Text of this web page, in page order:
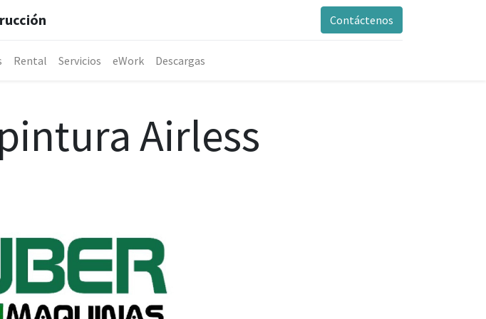
Contáctenos
Rental Servicios eWork Descargas
Airless